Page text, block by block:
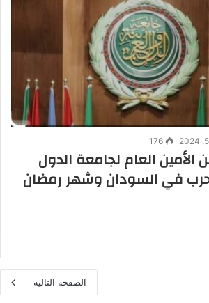
176
الأمين العام لجامعة الدول
في السودان وشهر رمضان
الصفحة التالية